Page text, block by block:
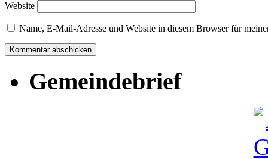
Website
Name, E-Mail-Adresse und Website in diesem Browser für
Gemeindebrief